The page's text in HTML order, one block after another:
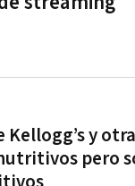
Kellogg’s y
pero